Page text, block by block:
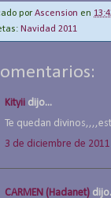
porAscension en
Navidad 2011
Kityii dijo...
Te quedan
3 de diciembre de
CARMEN (Hadanet)